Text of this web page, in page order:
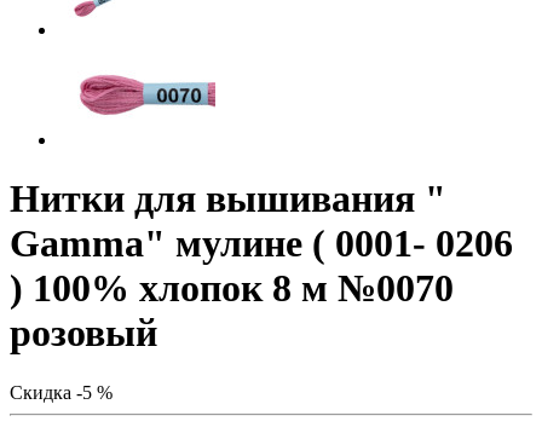
Нитки для вышивания "
Gamma" мулине ( 0001- 0206
) 100% хлопок 8 м №0070
розовый
Скидка -5 %